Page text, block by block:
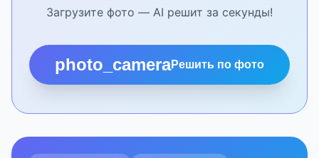
Загрузите фото — AI решит за секунды!
photo_cameraРешить по фото